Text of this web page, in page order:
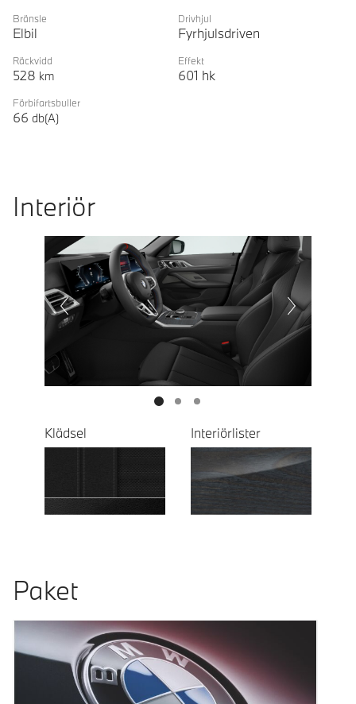
Bränsle
Elbil
Drivhjul
Fyrhjulsdriven
Räckvidd
528 km
Effekt
601 hk
Förbifartsbuller
66 db(A)
Interiör
Prevoius
Next
Klädsel Interiörlister
Paket